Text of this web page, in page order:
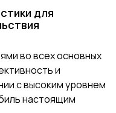
для
во всех основных
и
с высоким уровнем
настоящим